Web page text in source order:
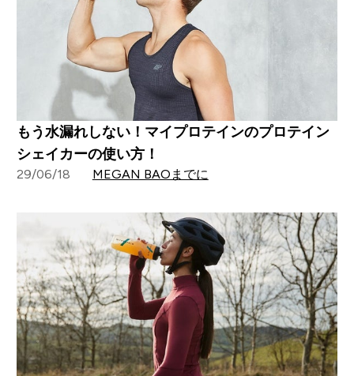
もう水漏れしない！マイプロテインのプロテイン
シェイカーの使い方！
29/06/18 MEGAN BAOまでに